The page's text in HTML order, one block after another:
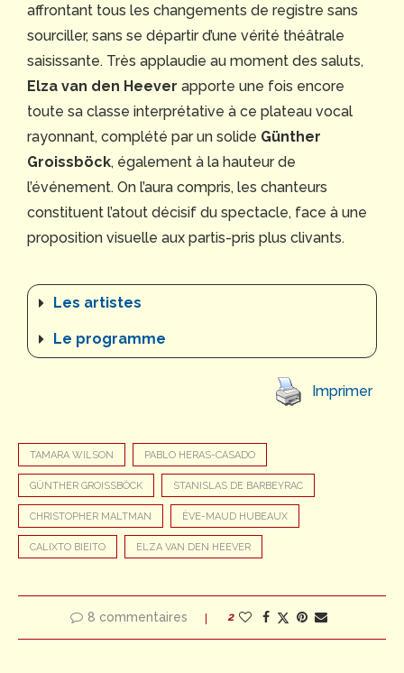
affrontant tous les changements de registre sans
sourciller, sans se départir d’une vérité théâtrale
saisissante. Très applaudie au moment des saluts,
Elza van den Heever apporte une fois encore
toute sa classe interprétative à ce plateau vocal
rayonnant, complété par un solide Günther
Groissböck, également à la hauteur de
l’événement. On l’aura compris, les chanteurs
constituent l’atout décisif du spectacle, face à une
proposition visuelle aux partis-pris plus clivants.
Les artistes
Le programme
Imprimer
TAMARA WILSON PABLO HERAS-CASADO
GÜNTHER GROISSBÖCK STANISLAS DE BARBEYRAC
CHRISTOPHER MALTMAN ÈVE-MAUD HUBEAUX
CALIXTO BIEITO ELZA VAN DEN HEEVER
8 commentaires 2